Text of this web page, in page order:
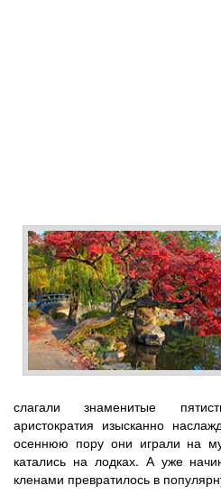
слагали знаменитые
аристократия изысканно
осеннюю пору они играли на
катались на лодках. А уже
кленами превратилось в